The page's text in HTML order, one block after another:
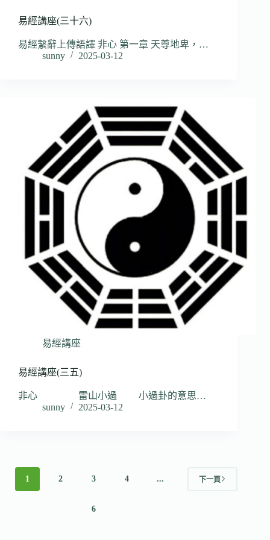
易經講座(三十六)
易經繫辭上傳語譯 非心 第一章 天尊地卑，…
sunny
2025-03-12
易經講座
易經講座(三五)
非心 雷山小過 小過卦的意思…
sunny
2025-03-12
1 2 3 4 ...
6
下一頁